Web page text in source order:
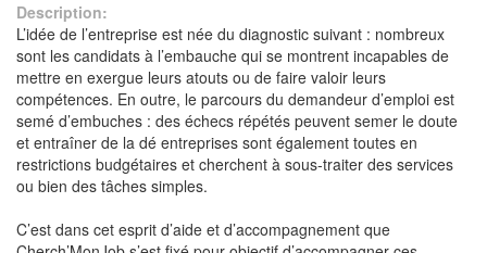
Description:
L’idée de l’entreprise est née du diagnostic suivant : nombreux
sont les candidats à l’embauche qui se montrent incapables de
mettre en exergue leurs atouts ou de faire valoir leurs
compétences. En outre, le parcours du demandeur d’emploi est
semé d’embuches : des échecs répétés peuvent semer le doute
et entraîner de la dé entreprises sont également toutes en
restrictions budgétaires et cherchent à sous-traiter des services
ou bien des tâches simples.
C’est dans cet esprit d’aide et d’accompagnement que